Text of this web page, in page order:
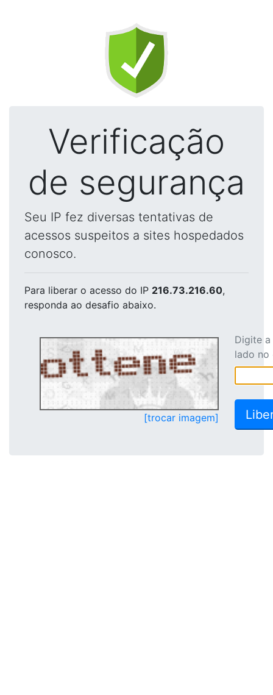
Verificação
de segurança
Seu IP fez diversas tentativas de
acessos suspeitos a sites hospedados
conosco.
Para liberar o acesso do IP 216.73.216.60,
responda ao desafio abaixo.
[trocar imagem]
Digite
lado no